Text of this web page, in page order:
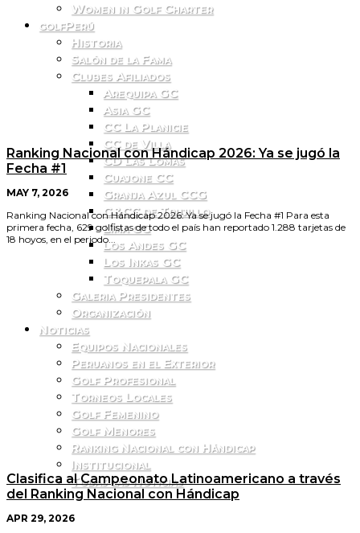
Women in Golf Charter
golfPerú
Historia
Salón de la Fama
Clubes Afiliados
Arequipa GC
Asia GC
CC La Planicie
CC de Villa
CD Las Lomas
Cuajone CC
Granja Azul CCG
G&CC de Trujillo
Lima GC
Los Andes GC
Los Inkas GC
Toquepala GC
Galeria Presidentes
Organización
Noticias
Equipos Nacionales
Peruanos en el Exterior
Golf Profesional
Torneos Locales
Golf Femenino
Golf Menores
Ranking Nacional con Hándicap
Institucional
Todas las Noticias
Ranking Nacional con Hándicap 2026: Ya se jugó la
Fecha #1
MAY 7, 2026
Ranking Nacional con Hándicap 2026: Ya se jugó la Fecha #1 Para esta
primera fecha, 629 golfistas de todo el país han reportado 1.288 tarjetas de
18 hoyos, en el periodo...
Clasifica al Campeonato Latinoamericano a través
del Ranking Nacional con Hándicap
APR 29, 2026